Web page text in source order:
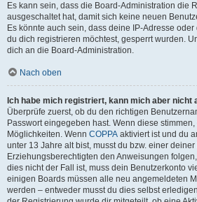
Es kann sein, dass die Board-Administration die
ausgeschaltet hat, damit sich keine neuen
Es könnte auch sein, dass deine IP-Adresse
du dich registrieren möchtest, gesperrt wurden.
dich an die Board-Administration.
Nach oben
Ich habe mich registriert, kann mich aber nicht
Überprüfe zuerst, ob du den richtigen
Passwort eingegeben hast. Wenn diese
Möglichkeiten. Wenn COPPA aktiviert ist und du
unter 13 Jahre alt bist, musst du bzw. einer
Erziehungsberechtigten den Anweisungen
dies nicht der Fall ist, muss dein Benutzerkonto
einigen Boards müssen alle neu angemeldeten
werden – entweder musst du dies selbst